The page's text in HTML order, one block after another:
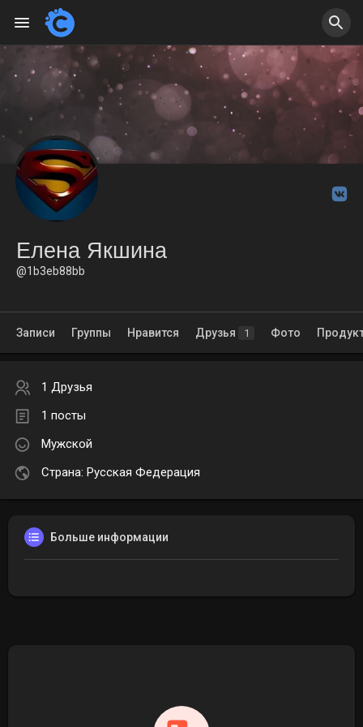
Елена Якшина
@1b3eb88bb
Записи Группы Нравится Друзья 1 Фото
1 Друзья
1 посты
Мужской
Страна: Русская Федерация
Больше информации